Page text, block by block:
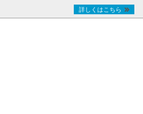
詳しくはこちら